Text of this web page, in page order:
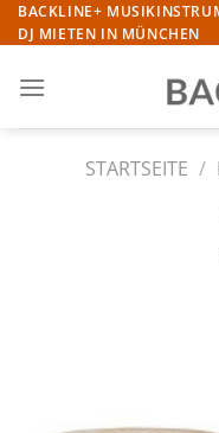
Zum
Inhalt
BACKLINE+
DJ MIETEN IN MÜNCHEN
STARTSEITE /